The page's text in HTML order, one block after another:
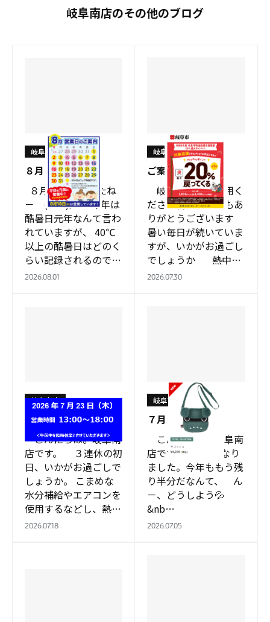
岐阜南店のその他のブログ
８月
岐阜南店
８月になりましたね
－ (^O^)／ 今年は
酷暑日元年なんて言わ
れていますが、 40℃
以上の酷暑日はどのく
らい記録されるのでし
ょうかね 「酷
2026.08.01
ご案内
岐阜南店
岐阜南店をご利用く
ださる皆様、いつもあ
りがとうございます
暑い毎日が続いていま
すが、いかがお過ごし
でしょうか 熱中症
対策に水分と共…
2026.07.30
お知らせ
岐阜南店
こんにちは。岐阜南
店です。 ３連休の初
日、いかがお過ごしで
しょうか。 こまめな
水分補給やエアコンを
使用するなどし、熱中
症に警戒してください
2026.07.18
７月
岐阜南店
こんにちは。岐阜南
店です。 ７月になり
ました。今年ももう残
り半分だなんて、 ん
－、どうしよう💦
&nb…
2026.07.05